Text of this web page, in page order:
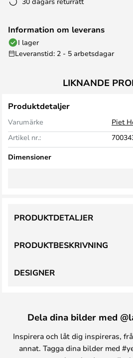
Information om leverans
I lager
Leveranstid: 2 - 5 arbetsdagar
LIKNANDE
Produktdetaljer
Varumärke
Piet
Artikel nr.:
Dimensioner
PRODUKTBESKRIVNING
PRODUKTDETALJER
DESIGNER
Dela dina bilder med
Inspirera och låt dig inspireras,
annat. Tagga dina bilder med